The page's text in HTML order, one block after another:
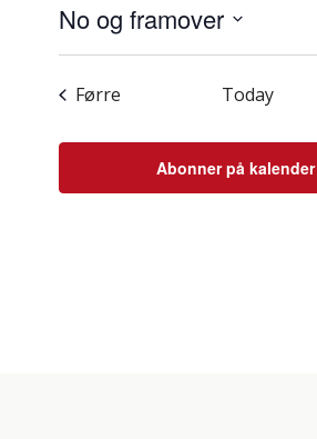
No og framover
Førre Today
Abonner på kalender